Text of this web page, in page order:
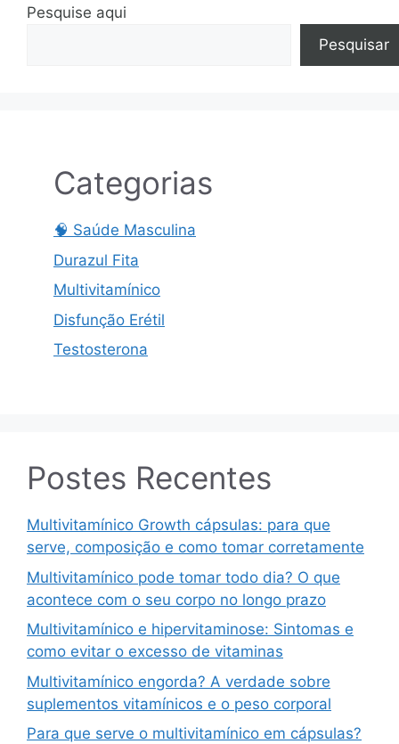
Pesquise aqui
Pesquisar
Categorias
🧠 Saúde Masculina
Durazul Fita
Multivitamínico
Disfunção Erétil
Testosterona
Postes Recentes
Multivitamínico Growth cápsulas: para que
serve, composição e como tomar corretamente
Multivitamínico pode tomar todo dia? O que
acontece com o seu corpo no longo prazo
Multivitamínico e hipervitaminose: Sintomas e
como evitar o excesso de vitaminas
Multivitamínico engorda? A verdade sobre
suplementos vitamínicos e o peso corporal
Para que serve o multivitamínico em cápsulas?